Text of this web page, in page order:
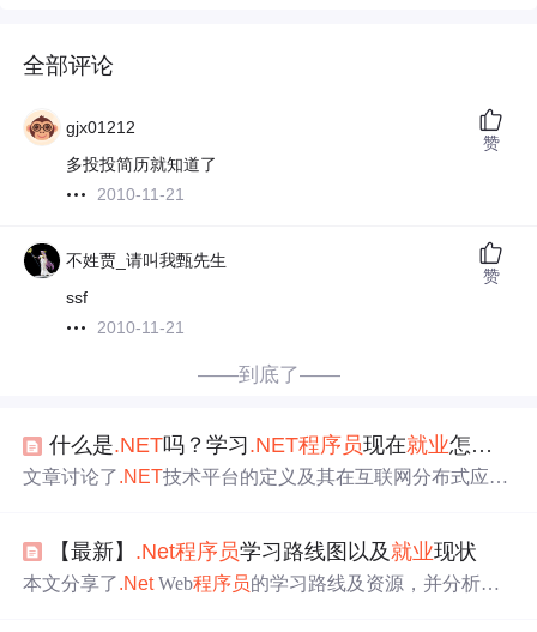
全部评论
gjx01212
多投投简历就知道了
2010-11-21
赞
不姓贾_请叫我甄先生
ssf
2010-11-21
赞
——到底了——
什么是.NET吗？学习 .NET程序员现在就业怎么样吗？
文章讨论了.NET技术平台的定义及其在互联网分布式应用
要因素，并提出了提升技能、多方面提升素质、拓展就业
渠道等应对策略。,
【最新】 .Net程序员学习路线图以及 就业现状
本文分享了.NetWeb程序员的学习路线及资源，并分析了